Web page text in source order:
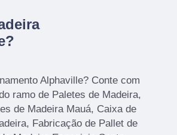
Alphaville? Conte com
ramo de Paletes de Madeira,
de Madeira Mauá, Caixa de
Fabricação de Pallet de